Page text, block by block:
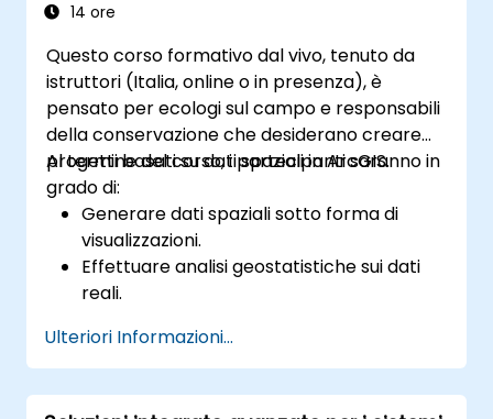
14 ore
Questo corso formativo dal vivo, tenuto da
istruttori (Italia, online o in presenza), è
pensato per ecologi sul campo e responsabili
della conservazione che desiderano creare
progetti basati su dati spaziali in ArcGIS.
Al termine del corso, i partecipanti saranno in
grado di:
Generare dati spaziali sotto forma di
visualizzazioni.
Effettuare analisi geostatistiche sui dati
reali.
elaborazione e la creazione di mappe
mediante ArcGIS.
Analizzare dati spaziali per scopi
Ulteriori Informazioni...